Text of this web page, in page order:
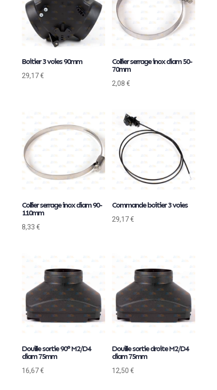
Boitier 3 voies 90mm
29,17€
Collier serrage inox diam 50-
70mm
2,08€
Collier serrage inox diam 90-
110mm
8,33 €
Commande boitier 3 voies
29,17€
Douille sortie 90° M2/D4
diam 75mm
16,67€
Douille sortie droite M2/D4
diam 75mm
12,50€